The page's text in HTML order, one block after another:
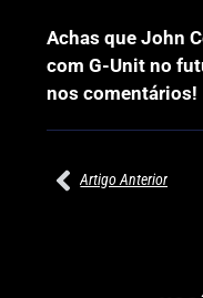
Achas que John
com G-Unit no
nos comentários!
Artigo Anterior